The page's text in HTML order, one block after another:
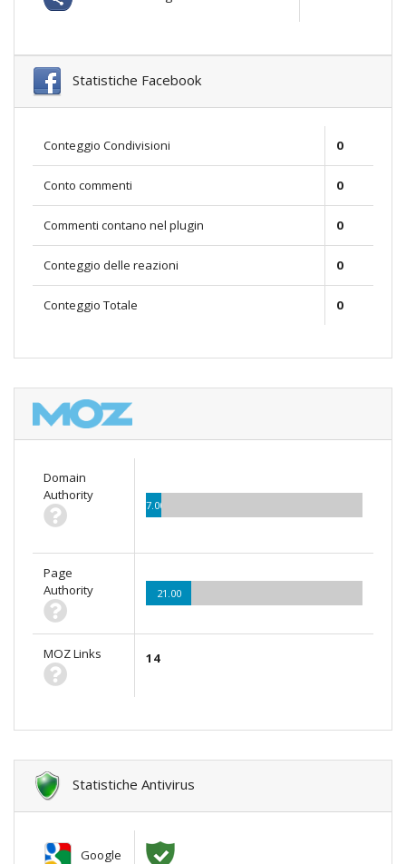
Statistiche Facebook
Conteggio Condivisioni 0
Conto commenti 0
Commenti contano nel plugin 0
Conteggio delle reazioni 0
Conteggio Totale 0
Domain
Authority
7.00
Page
Authority
21.00
MOZ Links 14
Statistiche Antivirus
Google